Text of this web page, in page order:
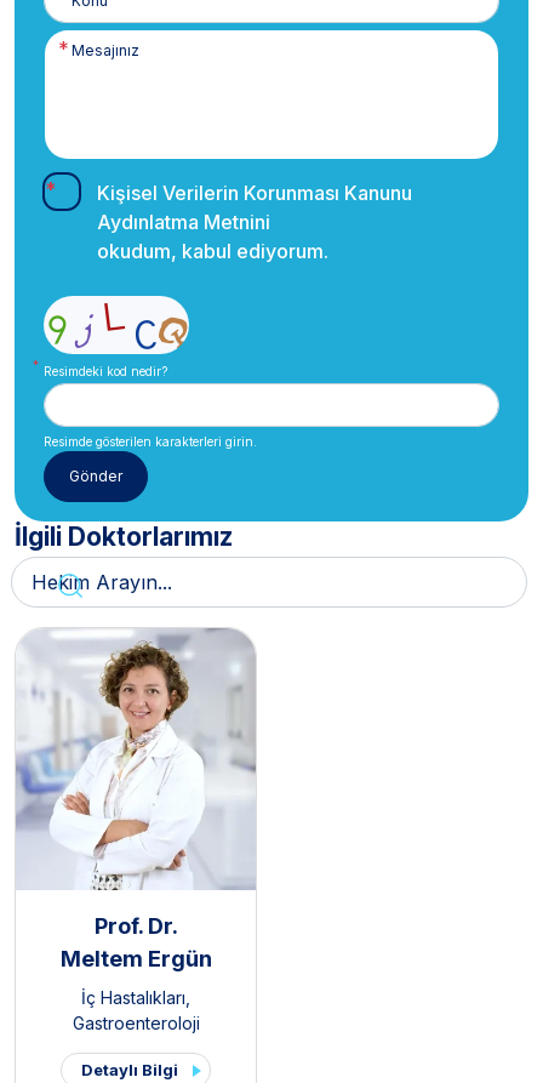
Kişisel Verilerin Korunması Kanunu
Aydınlatma Metnini
okudum, kabul ediyorum.
Resimdeki kod nedir?
Resimde gösterilen karakterleri girin.
İlgili Doktorlarımız
Prof. Dr.
Meltem Ergün
İç Hastalıkları,
Gastroenteroloji
Detaylı Bilgi